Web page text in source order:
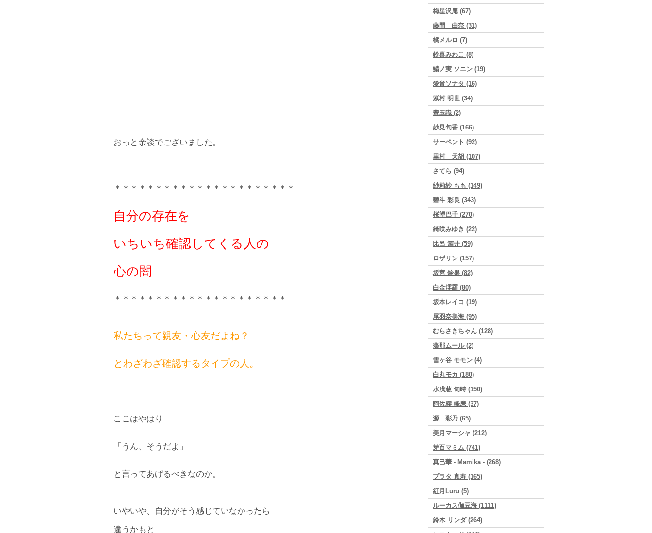
おっと余談でございました。
＊＊＊＊＊＊＊＊＊＊＊＊＊＊＊＊＊＊＊＊＊＊
自分の存在を
いちいち確認してくる人の
心の闇
＊＊＊＊＊＊＊＊＊＊＊＊＊＊＊＊＊＊＊＊＊
私たちって親友・心友だよね？
とわざわざ確認するタイプの人。
ここはやはり
「うん、そうだよ」
と言ってあげるべきなのか。
いやいや、自分がそう感じていなかったら
違うかもと
梅星沢庵 (67)
藤間 由奈 (31)
橘メルロ (7)
鈴喜みわこ (8)
鯖ノ実 ソニン (19)
愛音ソナタ (16)
紫村 明世 (34)
豊玉識 (2)
妙見旬香 (166)
サーペント (92)
里村 天胡 (107)
さてら (94)
紗莉紗 もも (149)
碧斗 彩良 (343)
桜望巴千 (270)
綺咲みゆき (22)
比呂 酒井 (59)
ロザリン (157)
坂宮 鈴果 (82)
白金澪羅 (80)
坂本レイコ (19)
尾羽奈美海 (95)
むらさきちゃん (128)
藻那ムール (2)
雪ヶ谷 モモン (4)
白丸モカ (180)
水浅葱 旬時 (150)
阿佐霧 峰麿 (37)
源 彩乃 (65)
美月マーシャ (212)
芽百マミム (741)
真巳華 - Mamika - (268)
プラタ 真寿 (165)
紅月Luru (5)
ルーカス伽豆海 (1111)
鈴木 リンダ (264)